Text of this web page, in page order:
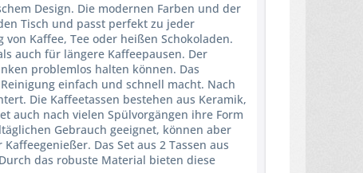
Design. Die modernen Farben und der
Tisch und passt perfekt zu jeder
Kaffee, Tee oder heißen Schokoladen.
auch für längere Kaffeepausen. Der
problemlos halten können. Das
einfach und schnell macht. Nach
Die Kaffeetassen bestehen aus Keramik,
auch nach vielen Spülvorgängen ihre Form
Gebrauch geeignet, können aber
Das Set aus 2 Tassen aus
das robuste Material bieten diese